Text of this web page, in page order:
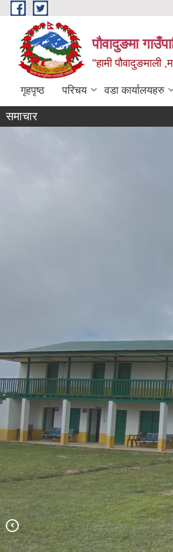
Skip to main content
पौवादुङमा
"हामी पौवादुङमाली
गृहपृष्ठ परिचय वडा कार्यालयहरु
समाचार
पौवादुङमा
प्रथम अधिवेशन सम्पन्न
च्याङ्ग्रे